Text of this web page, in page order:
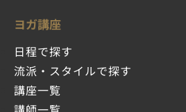
ヨガ講座
日程で探す
流派・スタイルで探す
講座一覧